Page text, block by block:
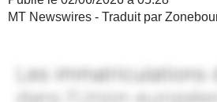
MT Newswires - Traduit par